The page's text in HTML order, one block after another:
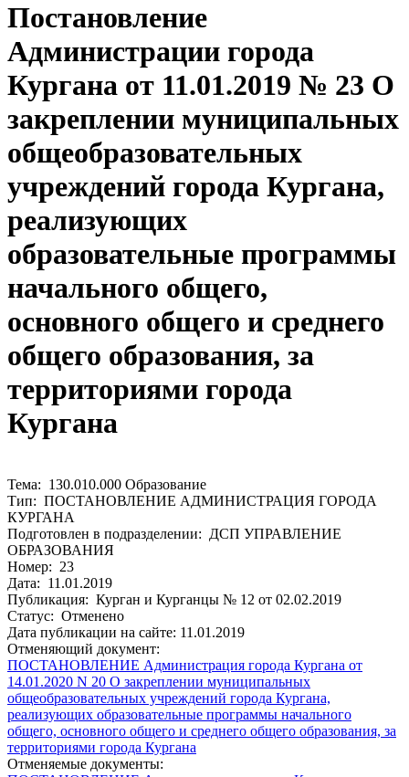
Постановление
Администрации города
Кургана от 11.01.2019 № 23 О
закреплении муниципальных
общеобразовательных
учреждений города Кургана,
реализующих
образовательные программы
начального общего,
основного общего и среднего
общего образования, за
территориями города
Кургана
Тема: 130.010.000 Образование
Тип: ПОСТАНОВЛЕНИЕ АДМИНИСТРАЦИЯ ГОРОДА
КУРГАНА
Подготовлен в подразделении: ДСП УПРАВЛЕНИЕ
ОБРАЗОВАНИЯ
Номер: 23
Дата: 11.01.2019
Публикация: Курган и Курганцы № 12 от 02.02.2019
Статус: Отменено
Дата публикации на сайте: 11.01.2019
Отменяющий документ:
ПОСТАНОВЛЕНИЕ Администрация города Кургана от
14.01.2020 N 20 О закреплении муниципальных
общеобразовательных учреждений города Кургана,
реализующих образовательные программы начального
общего, основного общего и среднего общего образования, за
территориями города Кургана
Отменяемые документы: